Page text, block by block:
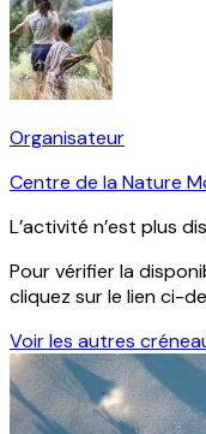
Organisateur
Centre de la Nature
L’activité n’est plus
Pour vérifier la
cliquez sur le lien ci-
Voir les autres